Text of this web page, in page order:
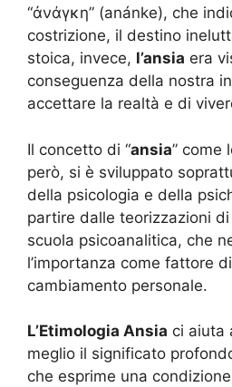
“ἀνάγκη” (anánke), che
costrizione, il destino
stoica, invece, l’ansia era
conseguenza della nostra
accettare la realtà e di
Il concetto di “ansia” come
però, si è sviluppato
della psicologia e della
partire dalle teorizzazioni
scuola psicoanalitica, che
l’importanza come fattore
cambiamento personale.
L’Etimologia Ansia ci aiuta
meglio il significato
che esprime una